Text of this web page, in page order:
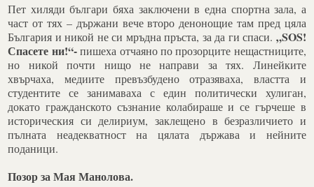
Пет хиляди българи бяха заключени в една спортна зала, а
част от тях – държани вече второ денонощие там пред цяла
България и никой не си мръдна пръста, за да ги спаси. „SOS!
Спасете ни!“-пишеха отчаяно по прозорците нещастниците,
но никой почти нищо не направи за тях. Линейките
хвърчаха, медиите превъзбудено отразяваха, властта и
студентите се занимаваха с един политически хулиган,
докато гражданското съзнание колабираше и се гърчеше в
историческия си делириум, заклещено в безразличието и
пълната неадекватност на цялата държава и нейните
поданици.
Позор за Мая Манолова.